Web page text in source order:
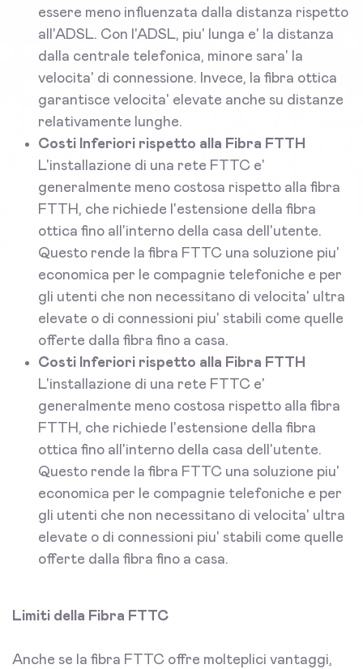
essere meno influenzata dalla distanza rispetto
all'ADSL. Con l'ADSL, piu' lunga e' la distanza
dalla centrale telefonica, minore sara' la
velocita' di connessione. Invece, la fibra ottica
garantisce velocita' elevate anche su distanze
relativamente lunghe.
Costi Inferiori rispetto alla Fibra FTTH
L'installazione di una rete FTTC e'
generalmente meno costosa rispetto alla fibra
FTTH, che richiede l'estensione della fibra
ottica fino all'interno della casa dell'utente.
Questo rende la fibra FTTC una soluzione piu'
economica per le compagnie telefoniche e per
gli utenti che non necessitano di velocita' ultra
elevate o di connessioni piu' stabili come quelle
offerte dalla fibra fino a casa.
Costi Inferiori rispetto alla Fibra FTTH
L'installazione di una rete FTTC e'
generalmente meno costosa rispetto alla fibra
FTTH, che richiede l'estensione della fibra
ottica fino all'interno della casa dell'utente.
Questo rende la fibra FTTC una soluzione piu'
economica per le compagnie telefoniche e per
gli utenti che non necessitano di velocita' ultra
elevate o di connessioni piu' stabili come quelle
offerte dalla fibra fino a casa.
Limiti della Fibra FTTC
Anche se la fibra FTTC offre molteplici vantaggi,